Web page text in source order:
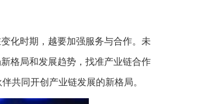
化时期，越要加强服务与合作。未
格局和发展趋势，找准产业链合作
共同开创产业链发展的新格局。